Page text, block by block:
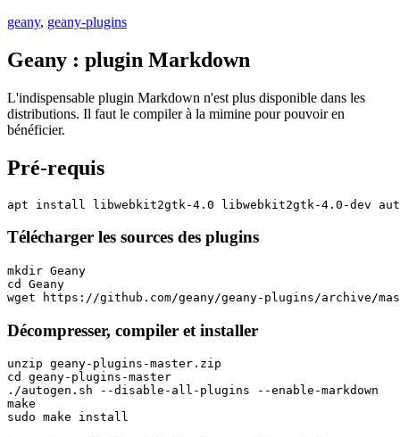
geany, geany-plugins
Geany : plugin Markdown
L'indispensable plugin Markdown n'est plus disponible dans les
distributions. Il faut le compiler à la mimine pour pouvoir en
bénéficier.
Pré-requis
apt install libwebkit2gtk-4.0 libwebkit2gtk-4.0-dev
Télécharger les sources des plugins
mkdir Geany
cd Geany
wget https://github.com/geany/geany-plugins/archive/
Décompresser, compiler et installer
unzip geany-plugins-master.zip
cd geany-plugins-master
./autogen.sh --disable-all-plugins --enable-markdown
make
sudo make install